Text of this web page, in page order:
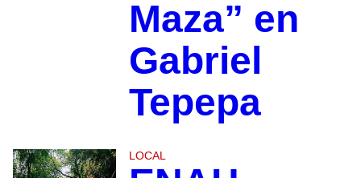
Maza” en
Gabriel
Tepepa
LOCAL